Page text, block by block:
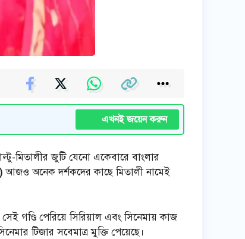
এখনই জয়েন করুন
মিতালীর জুটি যেনো একেবারে বাংলার
আজও অনেক দর্শকদের কাছে মিতালী নামেই
গণ্ডি পেরিয়ে সিরিয়াল এবং সিনেমায় কাজ
টিজার সবেমাত্র মুক্তি পেয়েছে।